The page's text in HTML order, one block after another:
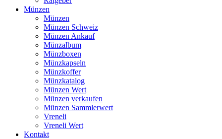
Münzen
Münzen
Münzen Schweiz
Münzen Ankauf
Münzalbum
Münzboxen
Münzkapseln
Münzkoffer
Münzkatalog
Münzen Wert
Münzen verkaufen
Münzen Sammlerwert
Vreneli
Vreneli Wert
Kontakt